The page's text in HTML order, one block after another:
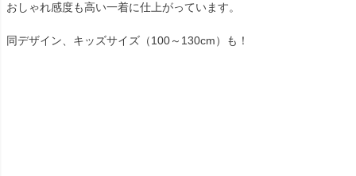
おしゃれ感度も高い一着に仕上がっています。
同デザイン、キッズサイズ（100～130cm）も！